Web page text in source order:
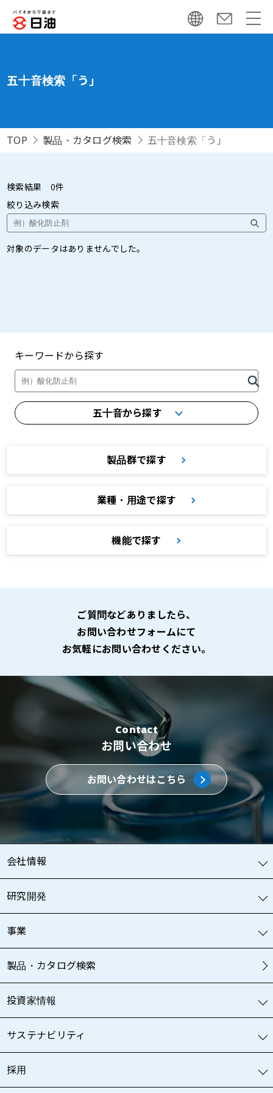
五十音検索「う」
TOP 製品・カタログ検索 五十音検索「う」
検索結果 0件
絞り込み検索
対象のデータはありませんでした。
キーワードから探す
五十音から探す
製品群で探す
業種・用途で探す
機能で探す
ご質問などありましたら、
お問い合わせフォームにて
お気軽にお問い合わせください。
Contact
お問い合わせ
お問い合わせはこちら
会社情報
研究開発
事業
製品・カタログ検索
投資家情報
サステナビリティ
採用